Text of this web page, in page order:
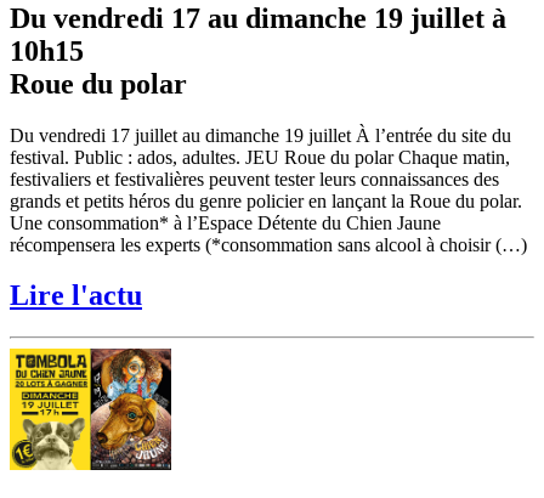
Du vendredi 17 au dimanche 19 juillet à
10h15
Roue du polar
Du vendredi 17 juillet au dimanche 19 juillet À l’entrée du site du
festival. Public : ados, adultes. JEU Roue du polar Chaque matin,
festivaliers et festivalières peuvent tester leurs connaissances des
grands et petits héros du genre policier en lançant la Roue du polar.
Une consommation* à l’Espace Détente du Chien Jaune
récompensera les experts (*consommation sans alcool à choisir (…)
Lire l'actu